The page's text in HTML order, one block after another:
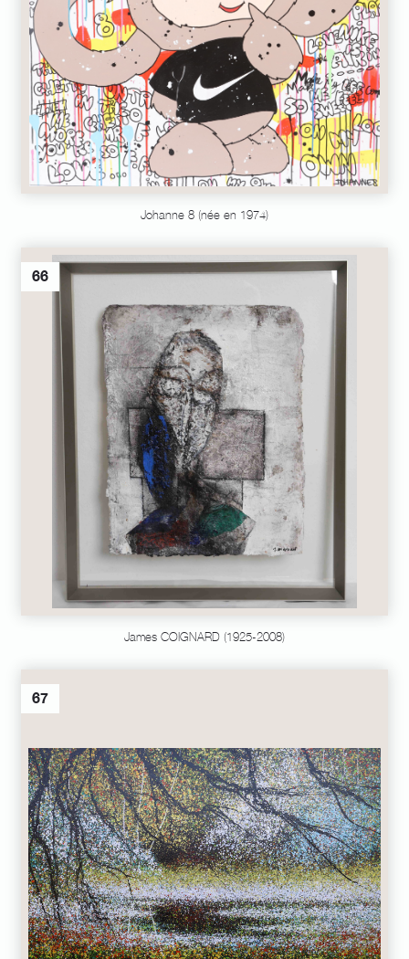
Johanne 8 (née en 1974)
66
James COIGNARD (1925-2008)
67